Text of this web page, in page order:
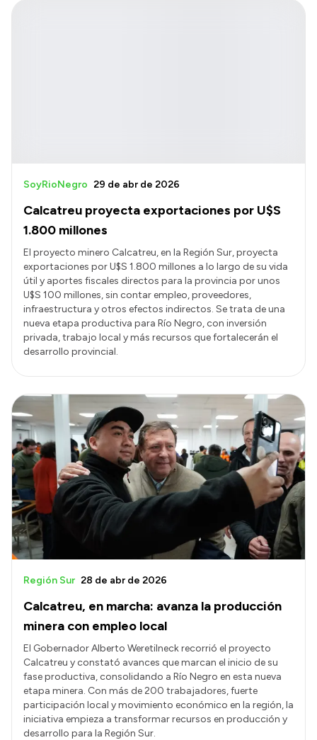
Calcatreu proyecta exportaciones por U$S
1.800 millones
SoyRioNegro 29 de abr de 2026
El proyecto minero Calcatreu, en la Región Sur, proyecta
exportaciones por U$S 1.800 millones a lo largo de su vida
útil y aportes fiscales directos para la provincia por unos
U$S 100 millones, sin contar empleo, proveedores,
infraestructura y otros efectos indirectos. Se trata de una
nueva etapa productiva para Río Negro, con inversión
privada, trabajo local y más recursos que fortalecerán el
desarrollo provincial.
Calcatreu, en marcha: avanza la producción
minera con empleo local
Región Sur 28 de abr de 2026
El Gobernador Alberto Weretilneck recorrió el proyecto
Calcatreu y constató avances que marcan el inicio de su
fase productiva, consolidando a Río Negro en esta nueva
etapa minera. Con más de 200 trabajadores, fuerte
participación local y movimiento económico en la región, la
iniciativa empieza a transformar recursos en producción y
desarrollo para la Región Sur.